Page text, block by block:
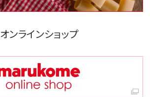
オンラインショップ